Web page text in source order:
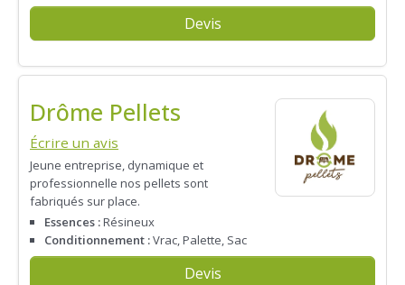
Devis
Drôme Pellets
Écrire un avis
Jeune entreprise, dynamique et
professionnelle nos pellets sont
fabriqués sur place.
Essences :Résineux
Conditionnement :Vrac, Palette, Sac
Devis